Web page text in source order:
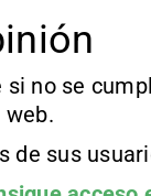
si no se
de sus